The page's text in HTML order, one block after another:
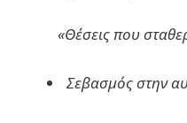
«Θέσεις που
Σεβασμός στην